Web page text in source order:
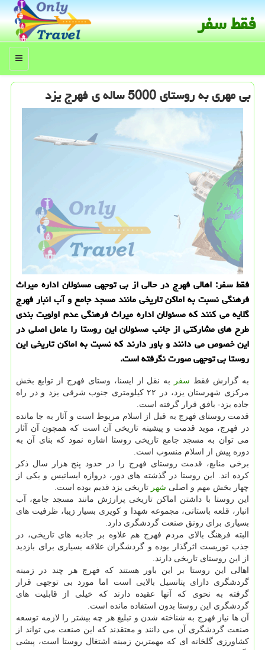
فقط سفر
منو
بی مهری به روستای 5000 ساله ی فهرج یزد
فقط سفر: اهالی فهرج در حالی از بی توجهی مسئولان اداره میراث
فرهنگی نسبت به اماكن تاریخی مانند مسجد جامع و آب انبار فهرج
گلایه می كنند كه مسئولان اداره میراث فرهنگی عدم اولویت بندی
طرح های مشاركتی از جانب مسئولان این روستا را عامل اصلی در
این خصوص می دانند و باور دارند كه نسبت به اماكن تاریخی این
روستا بی توجهی صورت نگرفته است.
به گزارش فقط سفر
به نقل از ایسنا، وستای فهرج از توابع بخش
مركزی شهرستان یزد، در ۲۲ كیلومتری جنوب شرقی یزد و در راه
جاده یزد- بافق قرار گرفته است.
قدمت روستای فهرج به قبل از اسلام مربوط است و آثار به جا مانده
در فهرج، موید قدمت و پیشینه تاریخی آن است كه همچون آن آثار
می توان به مسجد جامع تاریخی روستا اشاره نمود كه بنای آن به
دوره پیش از اسلام منسوب است.
برخی منابع، قدمت روستای فهرج را در حدود پنج هزار سال ذكر
كرده اند. این روستا در گذشته های دور، دروازه ایساتیس و یكی از
چهار بخش مهم و اصلی شهر تاریخی یزد قدیم بوده است.
این روستا با داشتن اماكن تاریخی پرارزش مانند مسجد جامع، آب
انبار، قلعه باستانی، مجموعه شهدا و كویری بسیار زیبا، ظرفیت های
بسیاری برای رونق صنعت گردشگری دارد.
البته فرهنگ بالای مردم فهرج هم علاوه بر جاذبه های تاریخی، در
جذب توریست اثرگذار بوده و گردشگران علاقه بسیاری برای بازدید
از این روستای تاریخی دارند.
اهالی این روستا بر این باور هستند كه فهرج هر چند در زمینه
گردشگری دارای پتانسیل بالایی است اما مورد بی توجهی قرار
گرفته به نحوی كه آنها عقیده دارند كه خیلی از قابلیت های
گردشگری این روستا بدون استفاده مانده است.
آن ها نیاز فهرج به شناخته شدن و تبلیغ هر چه بیشتر را لازمه توسعه
صنعت گردشگری آن می دانند و معتقدند كه این صنعت می تواند از
كشاورزی گلخانه ای كه مهمترین زمینه اشتغال روستا است، پیشی